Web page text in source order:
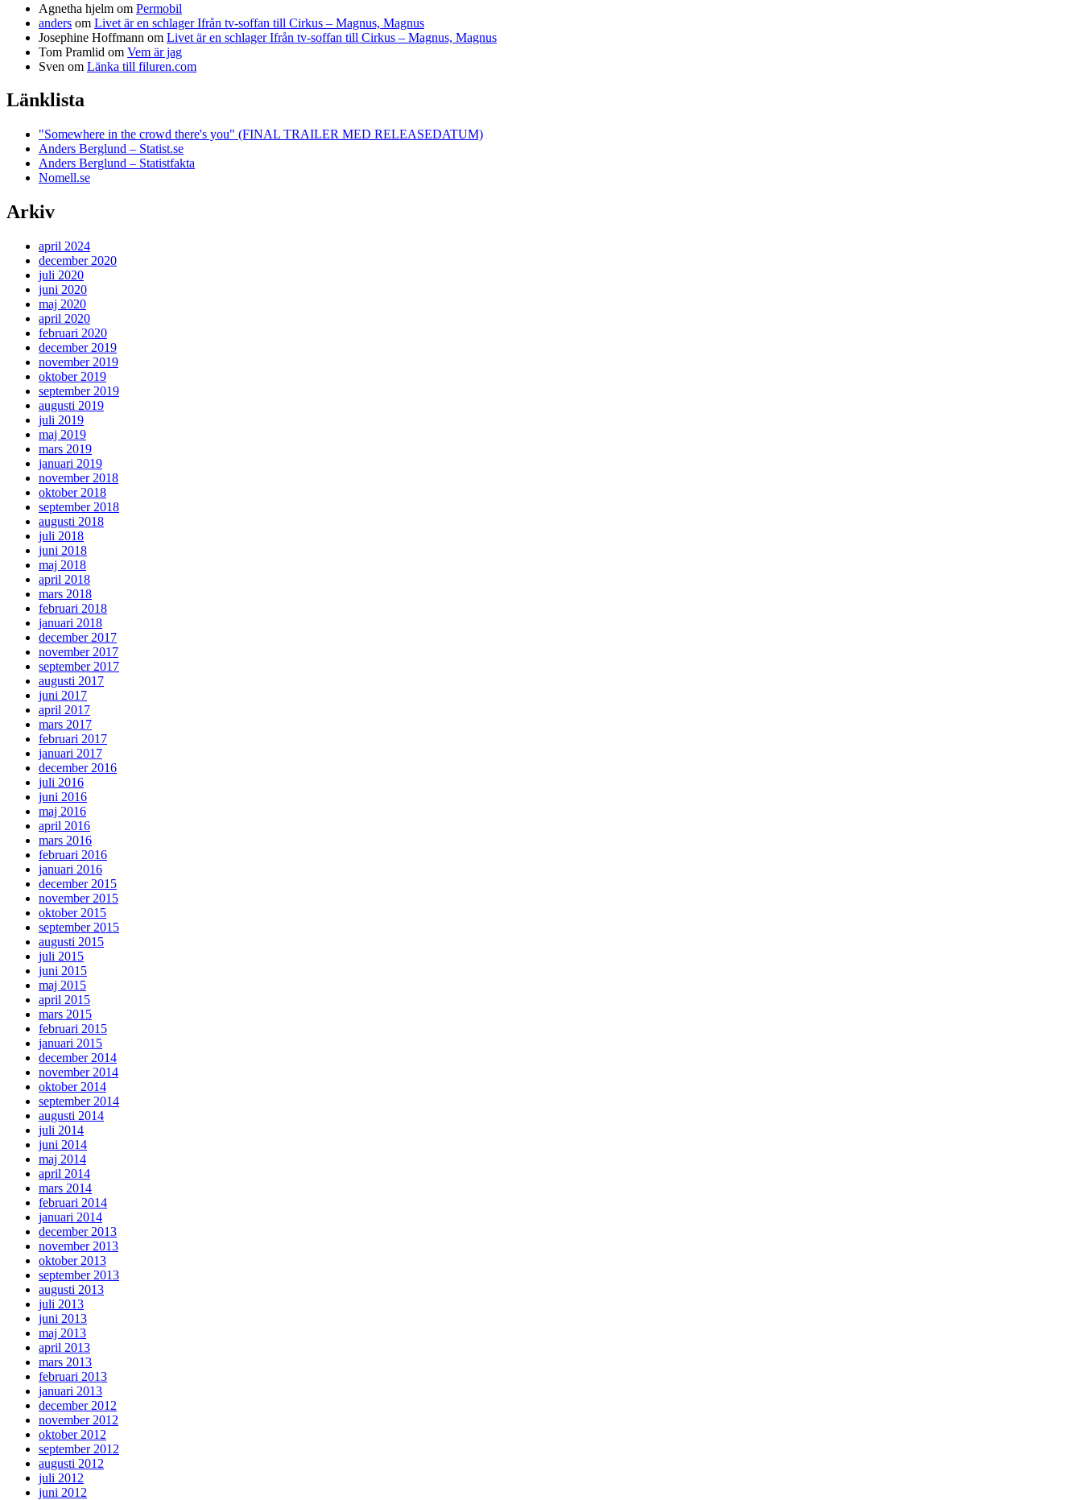
Agnetha hjelm om Permobil
anders om Livet är en schlager Ifrån tv-soffan till Cirkus – Magnus, Magnus
Josephine Hoffmann om Livet är en schlager Ifrån tv-soffan till Cirkus – Magnus, Magnus
Tom Pramlid om Vem är jag
Sven om Länka till filuren.com
Länklista
"Somewhere in the crowd there's you" (FINAL TRAILER MED RELEASEDATUM)
Anders Berglund – Statist.se
Anders Berglund – Statistfakta
Nomell.se
Arkiv
april 2024
december 2020
juli 2020
juni 2020
maj 2020
april 2020
februari 2020
december 2019
november 2019
oktober 2019
september 2019
augusti 2019
juli 2019
maj 2019
mars 2019
januari 2019
november 2018
oktober 2018
september 2018
augusti 2018
juli 2018
juni 2018
maj 2018
april 2018
mars 2018
februari 2018
januari 2018
december 2017
november 2017
september 2017
augusti 2017
juni 2017
april 2017
mars 2017
februari 2017
januari 2017
december 2016
juli 2016
juni 2016
maj 2016
april 2016
mars 2016
februari 2016
januari 2016
december 2015
november 2015
oktober 2015
september 2015
augusti 2015
juli 2015
juni 2015
maj 2015
april 2015
mars 2015
februari 2015
januari 2015
december 2014
november 2014
oktober 2014
september 2014
augusti 2014
juli 2014
juni 2014
maj 2014
april 2014
mars 2014
februari 2014
januari 2014
december 2013
november 2013
oktober 2013
september 2013
augusti 2013
juli 2013
juni 2013
maj 2013
april 2013
mars 2013
februari 2013
januari 2013
december 2012
november 2012
oktober 2012
september 2012
augusti 2012
juli 2012
juni 2012